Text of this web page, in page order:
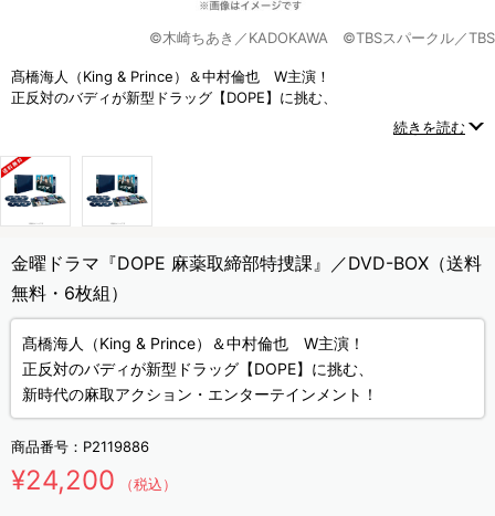
©木崎ちあき／KADOKAWA ©TBSスパークル／TBS
髙橋海人（King & Prince）＆中村倫也 W主演！
正反対のバディが新型ドラッグ【DOPE】に挑む、
続きを読む
金曜ドラマ『DOPE 麻薬取締部特捜課』／DVD-BOX（送料
無料・6枚組）
髙橋海人（King & Prince）＆中村倫也 W主演！
正反対のバディが新型ドラッグ【DOPE】に挑む、
新時代の麻取アクション・エンターテインメント！
商品番号： P2119886
¥24,200 （税込）